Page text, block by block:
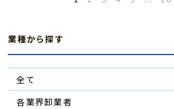
業種から探す
全て
各業界卸業者